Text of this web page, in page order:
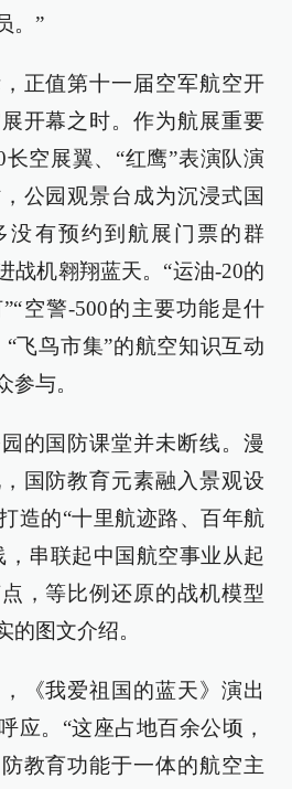
。”
正值第十一届空军航空开
开幕之时。作为航展重要
空展翼、“红鹰”表演队演
公园观景台成为沉浸式国
没有预约到航展门票的群
战机翱翔蓝天。“运油-20的
空警-500的主要功能是什
鸟市集”的航空知识互动
参与。
的国防课堂并未断线。漫
国防教育元素融入景观设
造的“十里航迹路、百年航
，串联起中国航空事业从起
，等比例还原的战机模型
的图文介绍。
《我爱祖国的蓝天》演出
应。“这座占地百余公顷，
教育功能于一体的航空主